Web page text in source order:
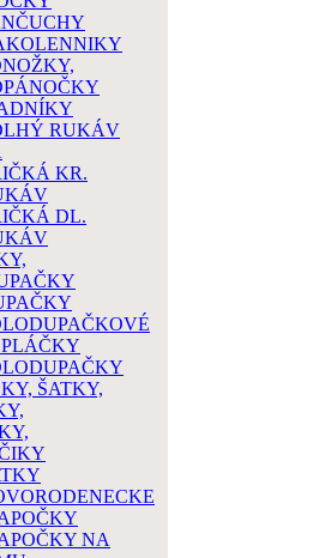
RUKÁV
KR.
DL.
ŠATKY,
NA